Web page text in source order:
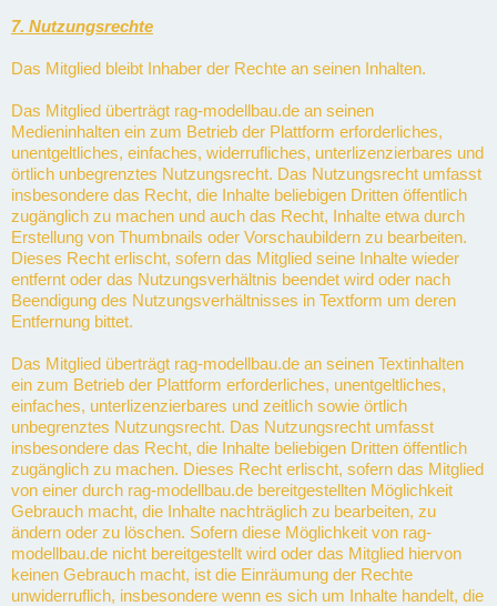
7. Nutzungsrechte
Das Mitglied bleibt Inhaber der Rechte an seinen Inhalten.
Das Mitglied überträgt rag-modellbau.de an seinen
Medieninhalten ein zum Betrieb der Plattform erforderliches,
unentgeltliches, einfaches, widerrufliches, unterlizenzierbares und
örtlich unbegrenztes Nutzungsrecht. Das Nutzungsrecht umfasst
insbesondere das Recht, die Inhalte beliebigen Dritten öffentlich
zugänglich zu machen und auch das Recht, Inhalte etwa durch
Erstellung von Thumbnails oder Vorschaubildern zu bearbeiten.
Dieses Recht erlischt, sofern das Mitglied seine Inhalte wieder
entfernt oder das Nutzungsverhältnis beendet wird oder nach
Beendigung des Nutzungsverhältnisses in Textform um deren
Entfernung bittet.
Das Mitglied überträgt rag-modellbau.de an seinen Textinhalten
ein zum Betrieb der Plattform erforderliches, unentgeltliches,
einfaches, unterlizenzierbares und zeitlich sowie örtlich
unbegrenztes Nutzungsrecht. Das Nutzungsrecht umfasst
insbesondere das Recht, die Inhalte beliebigen Dritten öffentlich
zugänglich zu machen. Dieses Recht erlischt, sofern das Mitglied
von einer durch rag-modellbau.de bereitgestellten Möglichkeit
Gebrauch macht, die Inhalte nachträglich zu bearbeiten, zu
ändern oder zu löschen. Sofern diese Möglichkeit von rag-
modellbau.de nicht bereitgestellt wird oder das Mitglied hiervon
keinen Gebrauch macht, ist die Einräumung der Rechte
unwiderruflich, insbesondere wenn es sich um Inhalte handelt, die